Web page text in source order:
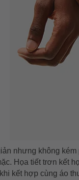
nhưng không
Họa tiết trơn kết
kết hợp cùng áo